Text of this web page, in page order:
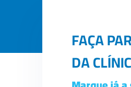
FAÇA
DA